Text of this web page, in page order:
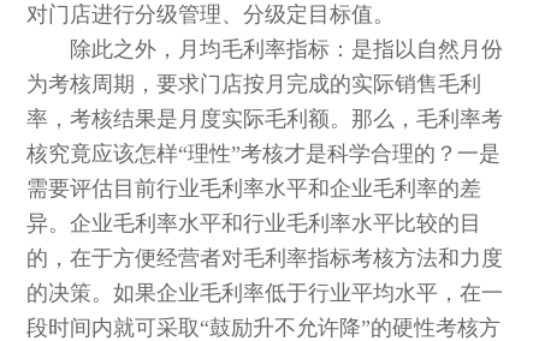
对门店进行分级管理、分级定目标值。
除此之外，月均毛利率指标：是指以自然月份
为考核周期，要求门店按月完成的实际销售毛利
率，考核结果是月度实际毛利额。那么，毛利率考
核究竟应该怎样“理性”考核才是科学合理的？一是
需要评估目前行业毛利率水平和企业毛利率的差
异。企业毛利率水平和行业毛利率水平比较的目
的，在于方便经营者对毛利率指标考核方法和力度
的决策。如果企业毛利率低于行业平均水平，在一
段时间内就可采取“鼓励升不允许降”的硬性考核方